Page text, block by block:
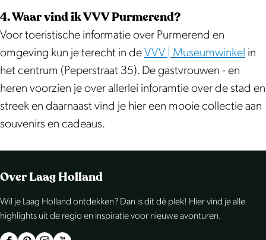
4. Waar vind ik VVV Purmerend?
Voor toeristische informatie over Purmerend en
omgeving kun je terecht in deVVV | Museumwinkel in
het centrum (Peperstraat 35). De gastvrouwen - en
heren voorzien je over allerlei inforamtie over de stad en
streek en daarnaast vind je hier een mooie collectie aan
souvenirs en cadeaus.
Over Laag Holland
Wil je Laag Holland ontdekken? Dan is dit dé plek! Hier vind je alle
highlights uit de regio en inspiratie voor nieuwe avonturen.